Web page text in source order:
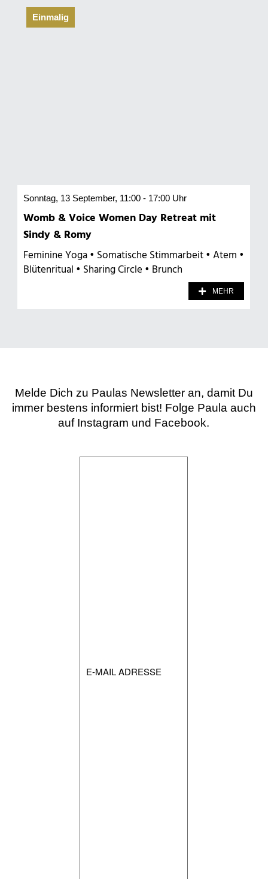
Einmalig
Sonntag, 13 September, 11:00 - 17:00 Uhr
Womb & Voice Women Day Retreat mit
Sindy & Romy
Feminine Yoga • Somatische Stimmarbeit • Atem •
Blütenritual • Sharing Circle • Brunch
MEHR
Melde Dich zu Paulas Newsletter an, damit Du
immer bestens informiert bist! Folge Paula auch
auf Instagram und Facebook.